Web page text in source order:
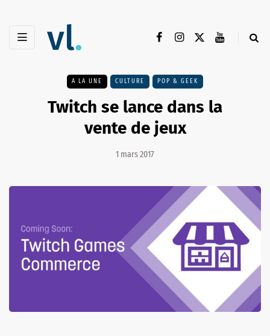
A LA UNE CULTURE POP & GEEK
Twitch se lance dans la
vente de jeux
1 mars 2017